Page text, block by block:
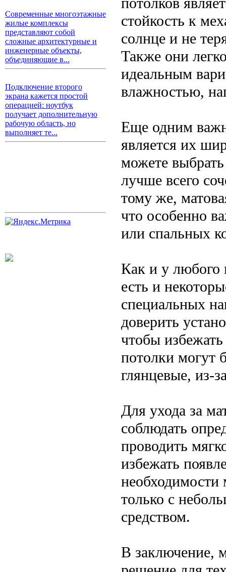
Современные многоэтажные
жилые комплексы
представляют собой
сложные архитектурные и
инженерные объекты,
объединяющие в...
Подключение второго
экрана кажется простой
операцией: ноутбук
получает дополнительную
рабочую область, но
выполняет те...
стойкость к
солнце и не
Также они
идеальным
влажностью,
Еще одним
является их
можете
лучше всего
тому же,
что особенно
или спальных
Как и у любого
есть и
специальных
доверить
чтобы
потолки могут
глянцевые, из-
Для ухода за
соблюдать
проводить
избежать
необходимости
только с
средством.
В заключение,